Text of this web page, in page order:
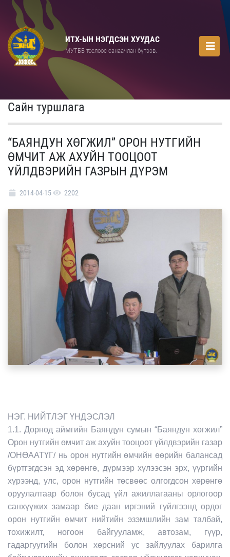
ИТХ-ЫН НЭГДСЭН ХУУДАС
МУТББ төслөөс санаачлан бүтээв.
Сайн туршлага
“БАЯНДУН ХӨГЖИЛ” ОРОН НУТГИЙН
ӨМЧИТ АЖ АХУЙН ТООЦООТ
ҮЙЛДВЭРИЙН ГАЗРЫН ДҮРЭМ
2014-04-15 2202
НЭГ. НИЙТЛЭГ ҮНДЭСЛЭЛ
1.1. Дорнод аймгийн Баяндун сумын “Баяндун хөгжил”
Орон нутгийн өмчит аж ахуйн тооцоот үйлдвэрийн газар
/ОНӨААТҮГ/ нь орон нутгийн өмчийн өөрийн балансад
бүртгэгдсэн эд хөрөнгө, дүрмээр хүлээсэн эрх, үүргийн
хүрээнд, улс, орон нутгийн төсвөөс олгогдсон хөрөнгө
оруулалтаар болон бусад үйл ажиллагааны орлогоор
санхүүжих замаар бие даан иргэний гүйлгээнд ордог
орон нутгийн өмчит нийтийн эзэмшлийн зам талбай,
тохижилт, ногоон байгууламж, автозам, гүүр,
гадаргуугийн болон хөрсний ус зайлуулах барилга